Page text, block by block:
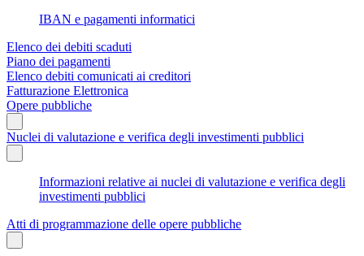
IBAN e pagamenti informatici
Elenco dei debiti scaduti
Piano dei pagamenti
Elenco debiti comunicati ai creditori
Fatturazione Elettronica
Opere pubbliche
Nuclei di valutazione e verifica degli investimenti pubblici
Informazioni relative ai nuclei di valutazione e verifica degli
investimenti pubblici
Atti di programmazione delle opere pubbliche